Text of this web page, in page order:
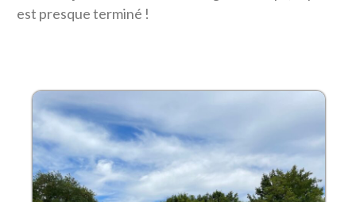
est presque terminé !